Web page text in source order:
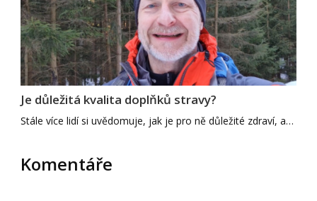
Je důležitá kvalita doplňků stravy?
Stále více lidí si uvědomuje, jak je pro ně důležité zdraví, a…
Komentáře